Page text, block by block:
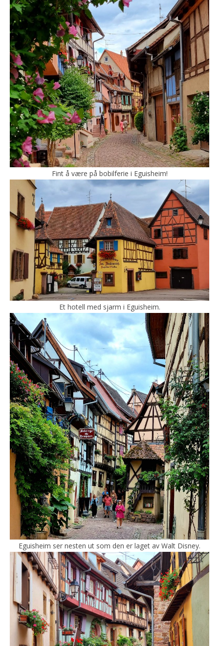
Fint å være på bobilferie i Eguisheim!
Et hotell med sjarm i Eguisheim.
Eguisheim ser nesten ut som den er laget av Walt Disney.